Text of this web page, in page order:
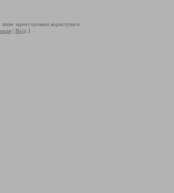
зареєстровані користувачі.
| Вхід ]